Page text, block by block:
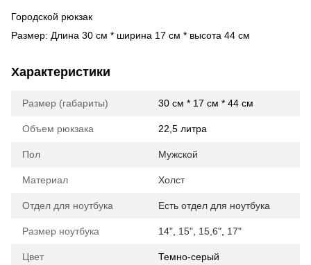
Городской рюкзак
Размер: Длина 30 см * ширина 17 см * высота 44 см
Характеристики
Размер (габариты) 30 см * 17 см * 44 см
Объем рюкзака 22,5 литра
Пол Мужской
Материал Холст
Отдел для ноутбука Есть отдел для ноутбука
Размер ноутбука 14" 15" 15,6" 17"
Цвет Темно-серый